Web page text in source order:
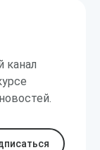
канал